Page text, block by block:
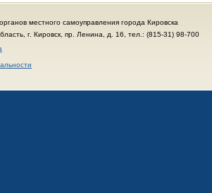
местного самоуправления города Кировска
г. Кировск, пр. Ленина, д. 16, тел.: (815-31) 98-700